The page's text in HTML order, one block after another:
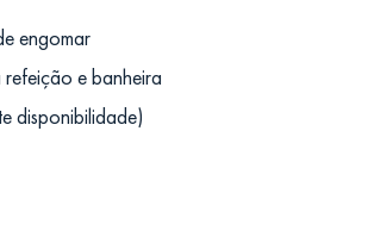
engomar
e banheira
disponibilidade)